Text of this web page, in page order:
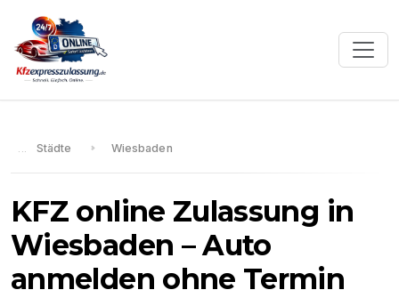
Städte Wiesbaden
KFZ online Zulassung in
Wiesbaden – Auto
anmelden ohne Termin